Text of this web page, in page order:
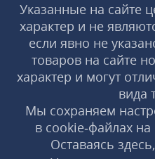
Указанные на сайте
характер и не
если явно не
товаров на сайте
характер и могут
вида
Мы сохраняем
в cookie‑файлах
Оставаясь